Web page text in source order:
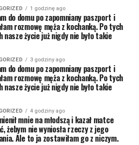
1 godzinę ago
do domu po zapomniany paszport i
rozmowę męża z kochanką. Po tych
nasze życie już nigdy nie było takie
3 godziny ago
do domu po zapomniany paszport i
rozmowę męża z kochanką. Po tych
nasze życie już nigdy nie było takie
4 godziny ago
mnie na młodszą i kazał matce
żebym nie wyniosła rzeczy z jego
Ale to ja zostawiłam go z niczym.